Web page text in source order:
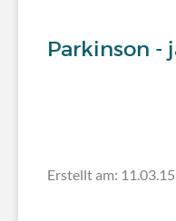
Parkinson -
Erstellt am: 11.03.15